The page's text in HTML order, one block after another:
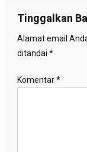
Tinggalkan
Alamat email
ditandai *
Komentar*